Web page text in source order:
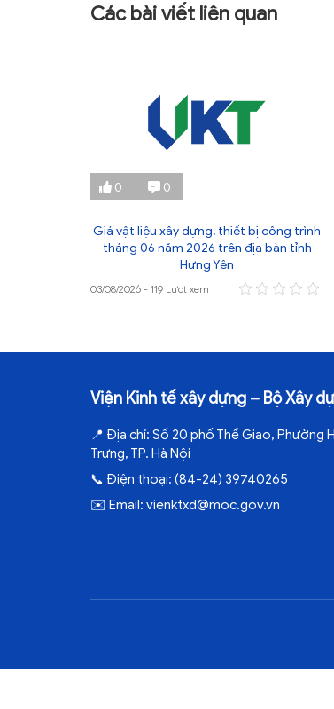
Các bài viết liên quan
0 0
Giá vật liệu xây dựng, thiết bị công trình
tháng 06 năm 2026 trên địa bàn tỉnh
Hưng Yên
03/08/2026 - 119 Lượt xem
Viện Kinh tế xây dựng – Bộ Xây
📍 Địa chỉ: Số 20 phố Thể Giao, Phường
Trưng, TP. Hà Nội
📞 Điện thoại: (84-24) 39740265
✉️ Email: vienktxd@moc.gov.vn